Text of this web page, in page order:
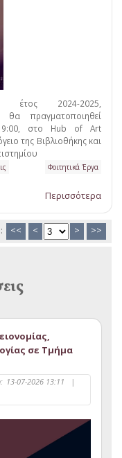
2024-2025,
θα πραγματοποιηθεί
στο Hub of Art
της Βιβλιοθήκης και
Φοιτητικά Έργα
Περισσότερα
<< < > >>
σε Τμήμα
13-07-2026 13:11
|